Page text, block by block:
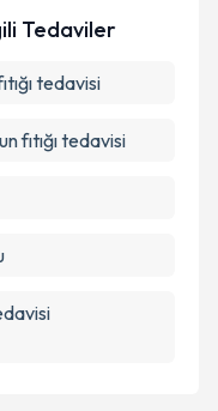
Tedaviler
tedavisi
fıtığı tedavisi